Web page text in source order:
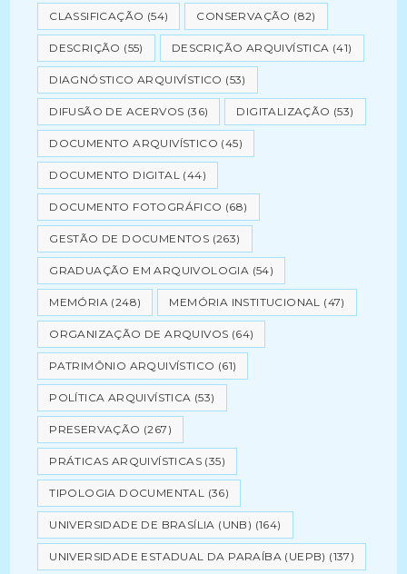
CLASSIFICAÇÃO (54) CONSERVAÇÃO (82)
DESCRIÇÃO (55) DESCRIÇÃO ARQUIVÍSTICA (41)
DIAGNÓSTICO ARQUIVÍSTICO (53)
DIFUSÃO DE ACERVOS (36) DIGITALIZAÇÃO (53)
DOCUMENTO ARQUIVÍSTICO (45)
DOCUMENTO DIGITAL (44)
DOCUMENTO FOTOGRÁFICO (68)
GESTÃO DE DOCUMENTOS (263)
GRADUAÇÃO EM ARQUIVOLOGIA (54)
MEMÓRIA (248) MEMÓRIA INSTITUCIONAL (47)
ORGANIZAÇÃO DE ARQUIVOS (64)
PATRIMÔNIO ARQUIVÍSTICO (61)
POLÍTICA ARQUIVÍSTICA (53)
PRESERVAÇÃO (267)
PRÁTICAS ARQUIVÍSTICAS (35)
TIPOLOGIA DOCUMENTAL (36)
UNIVERSIDADE DE BRASÍLIA (UNB) (164)
UNIVERSIDADE ESTADUAL DA PARAÍBA (UEPB) (137)